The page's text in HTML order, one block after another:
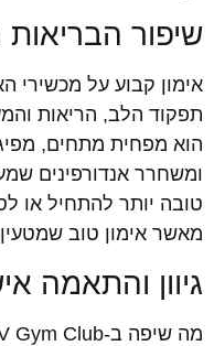
שיפור הבריאות
אימון קבוע על מכשירי
תפקוד הלב, הריאות
הוא מפחית מתחים,
ומשחרר אנדורפינים
טובה יותר להתחיל או
מאשר אימון טוב
גיוון והתאמה